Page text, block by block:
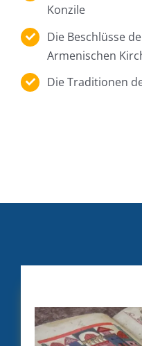
Konzile
Die Beschlüsse
Armenischen
Die Traditionen